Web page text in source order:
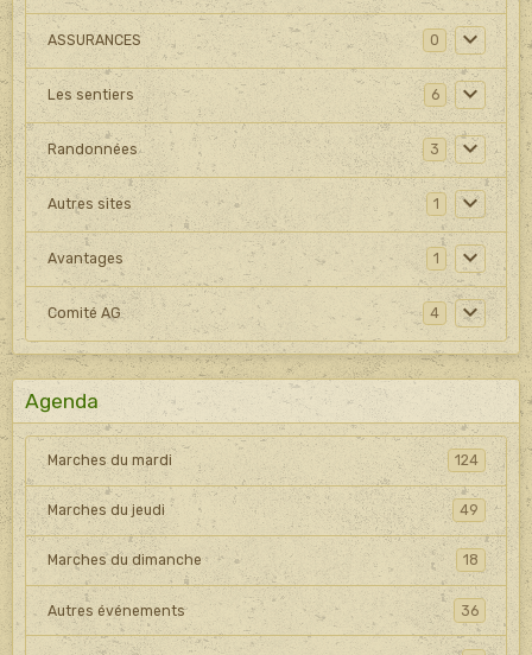
ASSURANCES 0
Les sentiers 6
Randonnées 3
Autres sites 1
Avantages 1
Comité AG 4
Agenda
Marches du mardi 124
Marches du jeudi 49
Marches du dimanche 18
Autres événements 36